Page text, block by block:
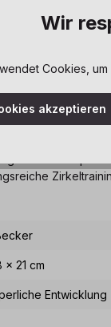
x 21 cm
Entwicklung
Wir
Cookies,
akzeptieren